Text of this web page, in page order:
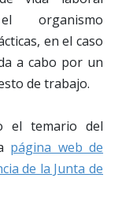
organismo
en el caso
a cabo por un
de trabajo.
el temario del
página web de
de la Junta de